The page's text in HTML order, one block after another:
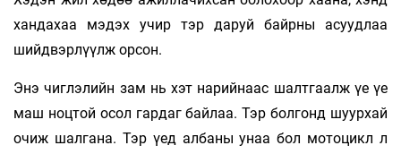
хандахаа мэдэх учир тэр даруй байрны асуудлаа
шийдвэрлүүлж орсон.
Энэ чиглэлийн зам нь хэт нарийнаас шалтгаалж үе үе
маш ноцтой осол гардаг байлаа. Тэр болгонд шуурхай
очиж шалгана. Тэр үед албаны унаа бол мотоцикл л